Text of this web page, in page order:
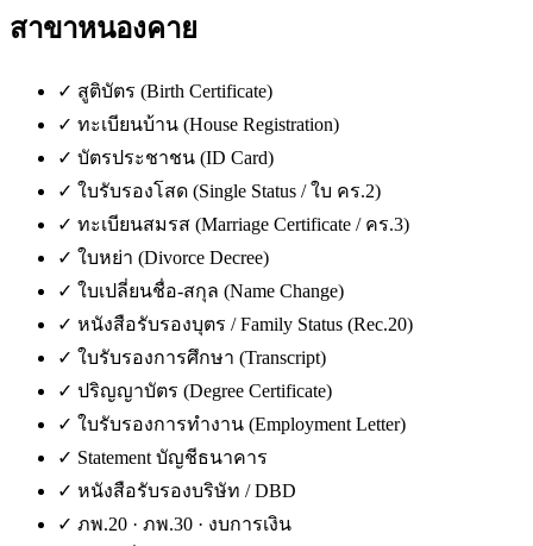
สาขาหนองคาย
✓ สูติบัตร (Birth Certificate)
✓ ทะเบียนบ้าน (House Registration)
✓ บัตรประชาชน (ID Card)
✓ ใบรับรองโสด (Single Status / ใบ คร.2)
✓ ทะเบียนสมรส (Marriage Certificate / คร.3)
✓ ใบหย่า (Divorce Decree)
✓ ใบเปลี่ยนชื่อ-สกุล (Name Change)
✓ หนังสือรับรองบุตร / Family Status (Rec.20)
✓ ใบรับรองการศึกษา (Transcript)
✓ ปริญญาบัตร (Degree Certificate)
✓ ใบรับรองการทำงาน (Employment Letter)
✓ Statement บัญชีธนาคาร
✓ หนังสือรับรองบริษัท / DBD
✓ ภพ.20 · ภพ.30 · งบการเงิน